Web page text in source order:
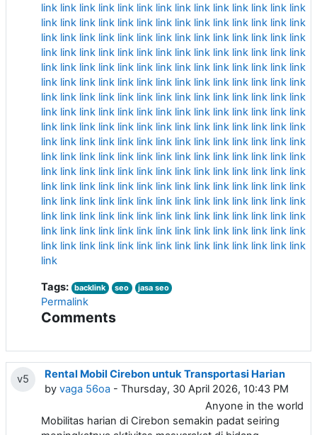
link link link link link link link link link link link link link link
link link link link link link link link link link link link link link
link link link link link link link link link link link link link link
link link link link link link link link link link link link link link
link link link link link link link link link link link link link link
link link link link link link link link link link link link link link
link link link link link link link link link link link link link link
link link link link link link link link link link link link link link
link link link link link link link link link link link link link link
link link link link link link link link link link link link link link
link link link link link link link link link link link link link link
link link link link link link link link link link link link link link
link link link link link link link link link link link link link link
link link link link link link link link link link link link link link
link link link link link link link link link link link link link link
link link link link link link link link link link link link link link
link link link link link link link link link link link link link link
link
Tags: backlink seo jasa seo
Permalink
Comments
v5
Rental Mobil Cirebon untuk Transportasi Harian
by vaga 56oa - Thursday, 30 April 2026, 10:43 PM
Anyone in the world
Mobilitas harian di Cirebon semakin padat seiring